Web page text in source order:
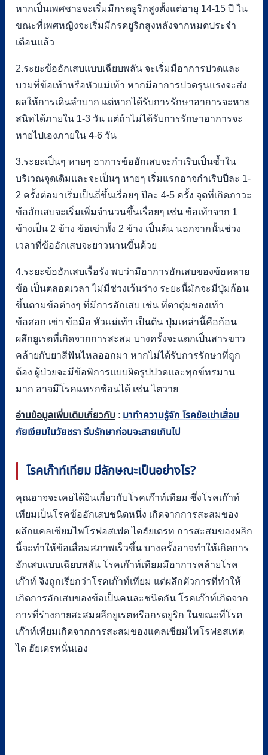
หากเป็นเพศชายจะเริ่มมีกรดยูริกสูงตั้งแต่อายุ 14-15 ปี ใน
ขณะที่เพศหญิงจะเริ่มมีกรดยูริกสูงหลังจากหมดประจำ
เดือนแล้ว
2.ระยะข้ออักเสบแบบเฉียบพลัน จะเริ่มมีอาการปวดและ
บวมที่ข้อเท้าหรือหัวแม่เท้า หากมีอาการปวดรุนแรงจะส่ง
ผลให้การเดินลำบาก แต่หากได้รับการรักษาอาการจะหาย
สนิทได้ภายใน 1-3 วัน แต่ถ้าไม่ได้รับการรักษาอาการจะ
หายไปเองภายใน 4-6 วัน
3.ระยะเป็นๆ หายๆ อาการข้ออักเสบจะกำเริบเป็นซ้ำใน
บริเวณจุดเดิมและจะเป็นๆ หายๆ เริ่มแรกอาจกำเริบปีละ 1-
2 ครั้งต่อมาเริ่มเป็นถี่ขึ้นเรื่อยๆ ปีละ 4-5 ครั้ง จุดที่เกิดภาวะ
ข้ออักเสบจะเริ่มเพิ่มจำนวนขึ้นเรื่อยๆ เช่น ข้อเท้าจาก 1
ข้างเป็น 2 ข้าง ข้อเข่าทั้ง 2 ข้าง เป็นต้น นอกจากนั้นช่วง
เวลาที่ข้ออักเสบจะยาวนานขึ้นด้วย
4.ระยะข้ออักเสบเรื้อรัง พบว่ามีอาการอักเสบของข้อหลาย
ข้อ เป็นตลอดเวลา ไม่มีช่วงเว้นว่าง ระยะนี้มักจะมีปุ่มก้อน
ขึ้นตามข้อต่างๆ ที่มีการอักเสบ เช่น ที่ตาตุ่มของเท้า
ข้อศอก เข่า ข้อมือ หัวแม่เท้า เป็นต้น ปุ่มเหล่านี้คือก้อน
ผลึกยูเรตที่เกิดจากการสะสม บางครั้งจะแตกเป็นสารขาว
คล้ายกับยาสีฟันไหลออกมา หากไม่ได้รับการรักษาที่ถูก
ต้อง ผู้ป่วยจะมีข้อพิการแบบผิดรูปปวดและทุกข์ทรมาน
มาก อาจมีโรคแทรกซ้อนได้ เช่น ไตวาย
อ่านข้อมูลเพิ่มเติมเกี่ยวกับ : มาทำความรู้จัก โรคข้อเข่าเสื่อม
ภัยเงียบในวัยชรา รีบรักษาก่อนจะสายเกินไป
โรคเก๊าท์เทียม มีลักษณะเป็นอย่างไร?
คุณอาจจะเคยได้ยินเกี่ยวกับโรคเก๊าท์เทียม ซึ่งโรคเก๊าท์
เทียมเป็นโรคข้ออักเสบชนิดหนึ่ง เกิดจากการสะสมของ
ผลึกแคลเซียมไพโรฟอสเฟต ไดฮัยเดรท การสะสมของผลึก
นี้จะทำให้ข้อเสื่อมสภาพเร็วขึ้น บางครั้งอาจทำให้เกิดการ
อักเสบแบบเฉียบพลัน โรคเก๊าท์เทียมมีอาการคล้ายโรค
เก๊าท์ จึงถูกเรียกว่าโรคเก๊าท์เทียม แต่ผลึกตัวการที่ทำให้
เกิดการอักเสบของข้อเป็นคนละชนิดกัน โรคเก๊าท์เกิดจาก
การที่ร่างกายสะสมผลึกยูเรตหรือกรดยูริก ในขณะที่โรค
เก๊าท์เทียมเกิดจากการสะสมของแคลเซียมไพโรฟอสเฟต
ได ฮัยเดรทนั่นเอง